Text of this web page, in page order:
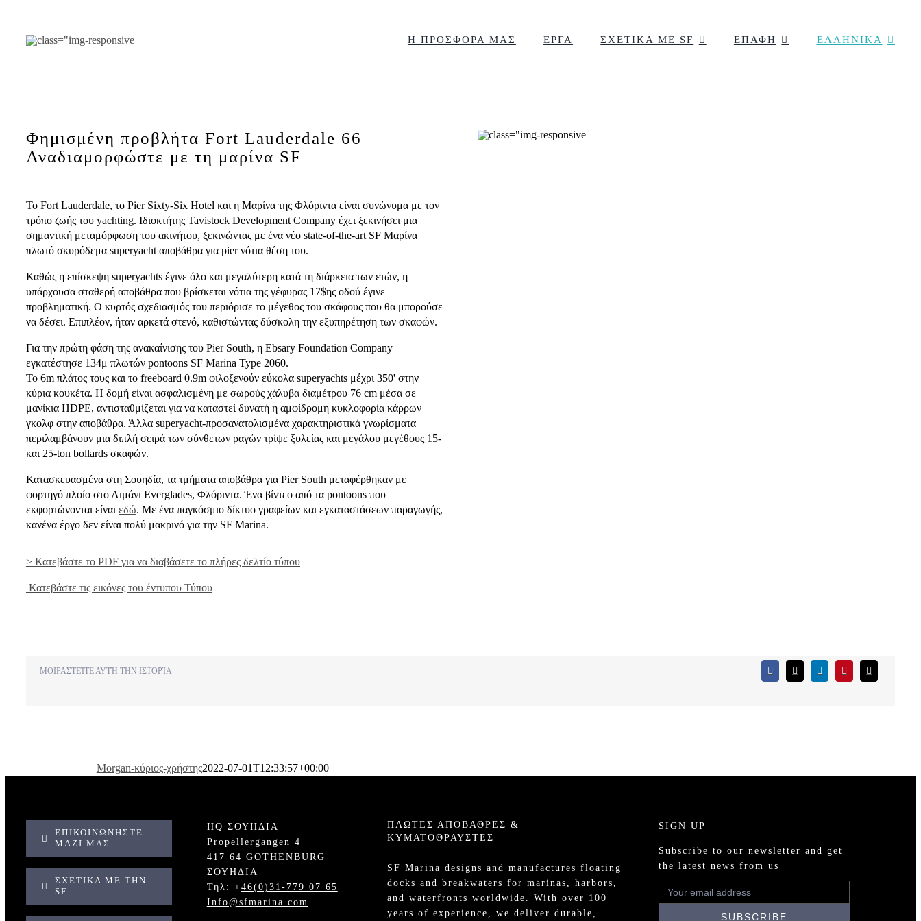
περιεχόμενο
Η ΠΡΟΣΦΟΡΑ ΜΑΣ ΕΡΓΑ ΣΧΕΤΙΚΑ ΜΕ SF ΕΠΑΦΗ ΕΛΛΗΝΙΚΆ
Φημισμένη προβλήτα Fort Lauderdale 66
Αναδιαμορφώστε με τη μαρίνα SF
Το Fort Lauderdale, το Pier Sixty-Six Hotel και η Μαρίνα της Φλόριντα είναι συνώνυμα με τον
τρόπο ζωής του yachting. Ιδιοκτήτης Tavistock Development Company έχει ξεκινήσει μια
σημαντική μεταμόρφωση του ακινήτου, ξεκινώντας με ένα νέο state-of-the-art SF Μαρίνα
πλωτό σκυρόδεμα superyacht αποβάθρα για pier νότια θέση του.
Καθώς η επίσκεψη superyachts έγινε όλο και μεγαλύτερη κατά τη διάρκεια των ετών, η
υπάρχουσα σταθερή αποβάθρα που βρίσκεται νότια της γέφυρας 17$ης οδού έγινε
προβληματική. Ο κυρτός σχεδιασμός του περιόρισε το μέγεθος του σκάφους που θα μπορούσε
να δέσει. Επιπλέον, ήταν αρκετά στενό, καθιστώντας δύσκολη την εξυπηρέτηση των σκαφών.
Για την πρώτη φάση της ανακαίνισης του Pier South, η Ebsary Foundation Company
εγκατέστησε 134μ πλωτών pontoons SF Marina Type 2060.
Το 6m πλάτος τους και το freeboard 0.9m φιλοξενούν εύκολα superyachts μέχρι 350' στην
κύρια κουκέτα. Η δομή είναι ασφαλισμένη με σωρούς χάλυβα διαμέτρου 76 cm μέσα σε
μανίκια HDPE, αντισταθμίζεται για να καταστεί δυνατή η αμφίδρομη κυκλοφορία κάρρων
γκολφ στην αποβάθρα. Άλλα superyacht-προσανατολισμένα χαρακτηριστικά γνωρίσματα
περιλαμβάνουν μια διπλή σειρά των σύνθετων ραγών τρίψε ξυλείας και μεγάλου μεγέθους 15-
και 25-ton bollards σκαφών.
Κατασκευασμένα στη Σουηδία, τα τμήματα αποβάθρα για Pier South μεταφέρθηκαν με
φορτηγό πλοίο στο Λιμάνι Everglades, Φλόριντα. Ένα βίντεο από τα pontoons που
εκφορτώνονται είναι εδώ. Με ένα παγκόσμιο δίκτυο γραφείων και εγκαταστάσεων παραγωγής,
κανένα έργο δεν είναι πολύ μακρινό για την SF Marina.
> Κατεβάστε το PDF για να διαβάσετε το πλήρες δελτίο τύπου
Κατεβάστε τις εικόνες του έντυπου Τύπου
ΜΟΙΡΑΣΤΕΊΤΕ ΑΥΤΉ ΤΗΝ ΙΣΤΟΡΊΑ
Morgan-κύριος-χρήστης2022-07-01T12:33:57+00:00
ΕΠΙΚΟΙΝΩΝΉΣΤΕ
ΜΑΖΊ ΜΑΣ
ΣΧΕΤΙΚΆ ΜΕ ΤΗΝ
SF
HQ ΣΟΥΗΔΙΑ
Propellergangen 4
417 64 GOTHENBURG
ΣΟΥΗΔΙΑ
Τηλ: +46(0)31-779 07 65
Info@sfmarina.com
ΠΛΩΤΈΣ ΑΠΟΒΆΘΡΕΣ &
ΚΥΜΑΤΟΘΡΑΎΣΤΕΣ
SF Marina designs and manufactures floating
docks andbreakwaters formarinas , harbors,
and waterfronts worldwide. With over 100
years of experience, we deliver durable,
SIGN UP
Subscribe to our newsletter and get
the latest news from us